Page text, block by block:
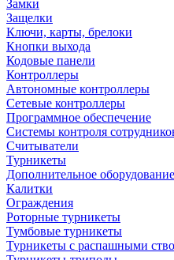
Замки
Защелки
Ключи, карты, брелоки
Кнопки выхода
Кодовые панели
Контроллеры
Автономные контроллеры
Сетевые контроллеры
Программное обеспечение
Системы контроля
Считыватели
Турникеты
Дополнительное оборудование
Калитки
Ограждения
Роторные турникеты
Тумбовые турникеты
Турникеты с распашными